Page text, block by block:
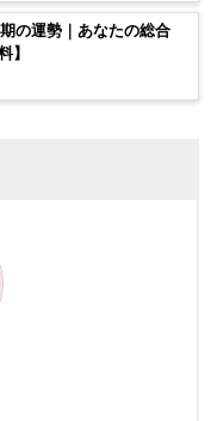
の運勢｜あなたの総合
】